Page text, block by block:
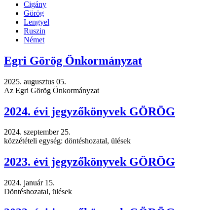
Cigány
Görög
Lengyel
Ruszin
Német
Egri Görög Önkormányzat
2025. augusztus 05.
Az Egri Görög Önkormányzat
2024. évi jegyzőkönyvek GÖRÖG
2024. szeptember 25.
közzétételi egység: döntéshozatal, ülések
2023. évi jegyzőkönyvek GÖRÖG
2024. január 15.
Döntéshozatal, ülések